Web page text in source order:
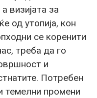
визијата за
од утопија, кон
се коренити
треба да го
и
Потребен
темелни промени